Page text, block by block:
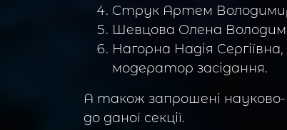
Струк Артем
Шевцова Олена
Нагорна Надія
модератор засідання.
А також запрошені науково-
до даної секції.